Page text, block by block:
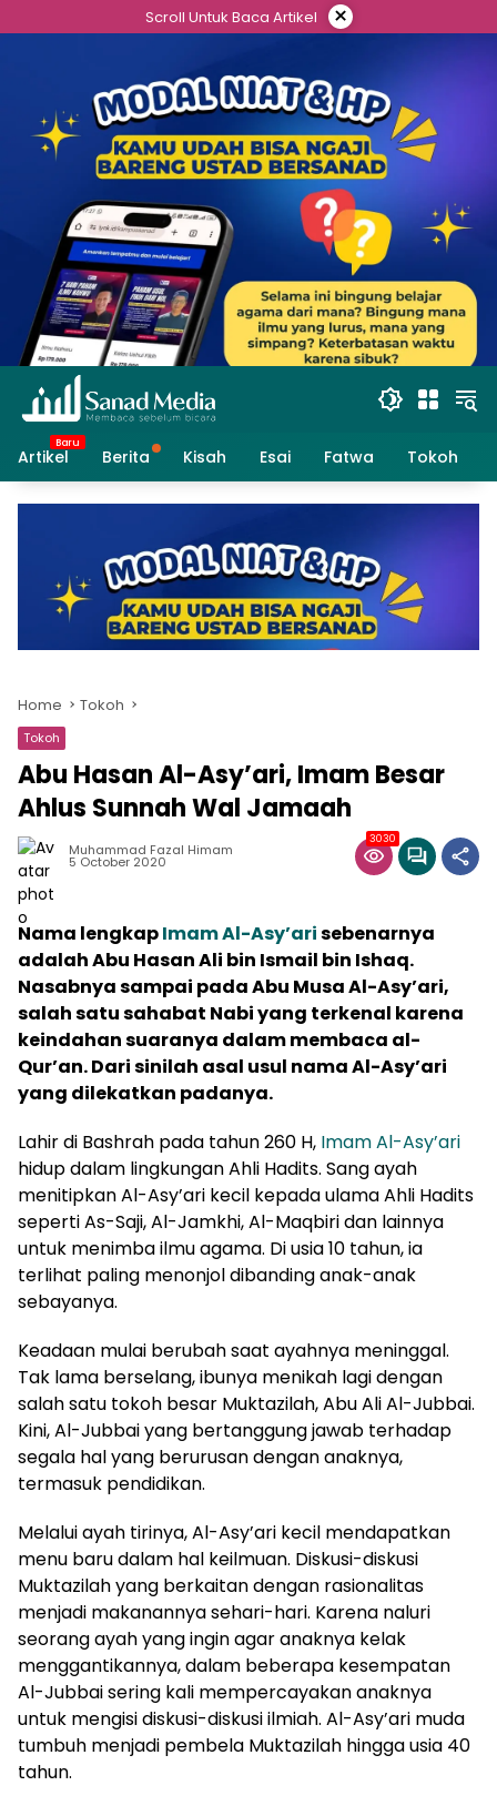
to
Scroll Untuk Baca Artikel ×
Artikel Berita Kisah Esai Fatwa Tokoh
Home Tokoh
Tokoh
Abu Hasan Al-Asy’ari, Imam Besar
Ahlus Sunnah Wal Jamaah
Muhammad Fazal Himam
5 October 2020
3030
Nama lengkapImam Al-Asy’arisebenarnya
adalah Abu Hasan Ali bin Ismail bin Ishaq.
Nasabnya sampai pada Abu Musa Al-Asy’ari,
salah satu sahabat Nabi yang terkenal karena
keindahan suaranya dalam membaca al-
Qur’an. Dari sinilah asal usul nama Al-Asy’ari
yang dilekatkan padanya.
Lahir di Bashrah pada tahun 260 H, Imam Al-Asy’ari
hidup dalam lingkungan Ahli Hadits. Sang ayah
menitipkan Al-Asy’ari kecil kepada ulama Ahli Hadits
seperti As-Saji, Al-Jamkhi, Al-Maqbiri dan lainnya
untuk menimba ilmu agama. Di usia 10 tahun, ia
terlihat paling menonjol dibanding anak-anak
sebayanya.
Keadaan mulai berubah saat ayahnya meninggal.
Tak lama berselang, ibunya menikah lagi dengan
salah satu tokoh besar Muktazilah, Abu Ali Al-Jubbai.
Kini, Al-Jubbai yang bertanggung jawab terhadap
segala hal yang berurusan dengan anaknya,
termasuk pendidikan.
Melalui ayah tirinya, Al-Asy’ari kecil mendapatkan
menu baru dalam hal keilmuan. Diskusi-diskusi
Muktazilah yang berkaitan dengan rasionalitas
menjadi makanannya sehari-hari. Karena naluri
seorang ayah yang ingin agar anaknya kelak
menggantikannya, dalam beberapa kesempatan
Al-Jubbai sering kali mempercayakan anaknya
untuk mengisi diskusi-diskusi ilmiah. Al-Asy’ari muda
tumbuh menjadi pembela Muktazilah hingga usia 40
tahun.